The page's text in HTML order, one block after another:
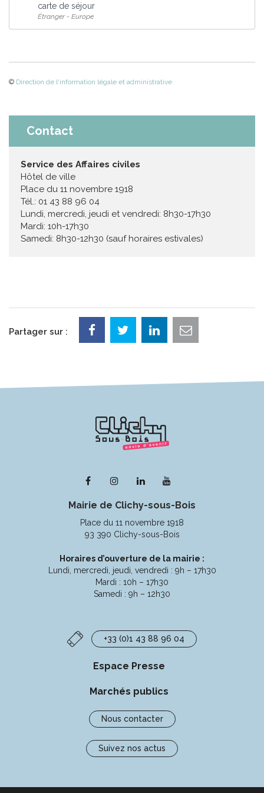
carte de séjour
Étranger - Europe
© Direction de l'information légale et administrative
Contact
Service des Affaires civiles
Hôtel de ville
Place du 11 novembre 1918
Tél.: 01 43 88 96 04
Lundi, mercredi, jeudi et vendredi: 8h30-17h30
Mardi: 10h-17h30
Samedi: 8h30-12h30 (sauf horaires estivales)
Partager sur :
Lien
le
compte
Facebook
Lien
le
compte
Instagram
Lien
le
compte
Linkedin
la
chaîne
Youtube
Mairie de Clichy-sous-Bois
Place du 11 novembre 1918
93 390 Clichy-sous-Bois
Horaires d’ouverture de la mairie :
Lundi, mercredi, jeudi, vendredi : 9h – 17h30
Mardi : 10h – 17h30
Samedi : 9h – 12h30
+33 (0)1 43 88 96 04
Espace Presse
Marchés publics
Nous contacter
Suivez nos actus